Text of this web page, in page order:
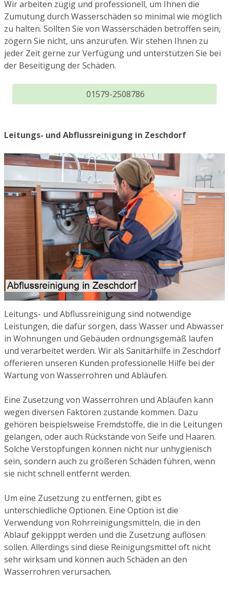
Wir arbeiten zügig und professionell, um Ihnen die
Zumutung durch Wasserschäden so minimal wie möglich
zu halten. Sollten Sie von Wasserschäden betroffen sein,
zögern Sie nicht, uns anzurufen. Wir stehen Ihnen zu
jeder Zeit gerne zur Verfügung und unterstützen Sie bei
der Beseitigung der Schäden.
01579-2508786
Leitungs- und Abflussreinigung in Zeschdorf
Leitungs- und Abflussreinigung sind notwendige
Leistungen, die dafür sorgen, dass Wasser und Abwasser
in Wohnungen und Gebäuden ordnungsgemäß laufen
und verarbeitet werden. Wir als Sanitärhilfe in Zeschdorf
offerieren unseren Kunden professionelle Hilfe bei der
Wartung von Wasserrohren und Abläufen.
Eine Zusetzung von Wasserrohren und Abläufen kann
wegen diversen Faktoren zustande kommen. Dazu
gehören beispielsweise Fremdstoffe, die in die Leitungen
gelangen, oder auch Rückstände von Seife und Haaren.
Solche Verstopfungen können nicht nur unhygienisch
sein, sondern auch zu größeren Schäden führen, wenn
sie nicht schnell entfernt werden.
Um eine Zusetzung zu entfernen, gibt es
unterschiedliche Optionen. Eine Option ist die
Verwendung von Rohrreinigungsmitteln, die in den
Ablauf gekipppt werden und die Zusetzung auflösen
sollen. Allerdings sind diese Reinigungsmittel oft nicht
sehr wirksam und können auch Schäden an den
Wasserrohren verursachen.